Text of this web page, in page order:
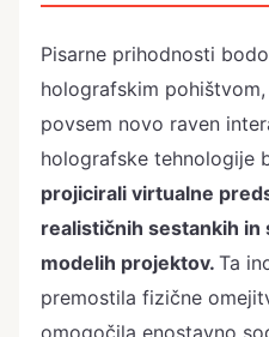
Pisarne prihodnosti
holografskim
povsem novo raven
holografske tehnologije
projicirali virtualne
realističnih sestankih in
modelih projektov. Ta
premostila fizične